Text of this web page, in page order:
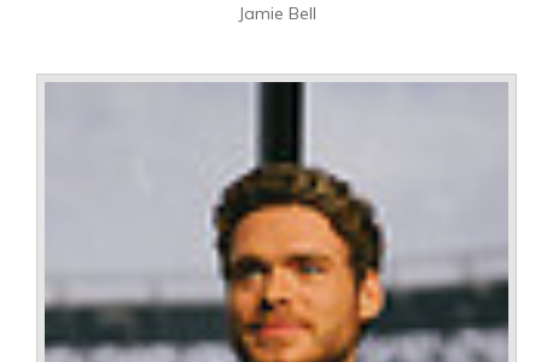
Jamie Bell